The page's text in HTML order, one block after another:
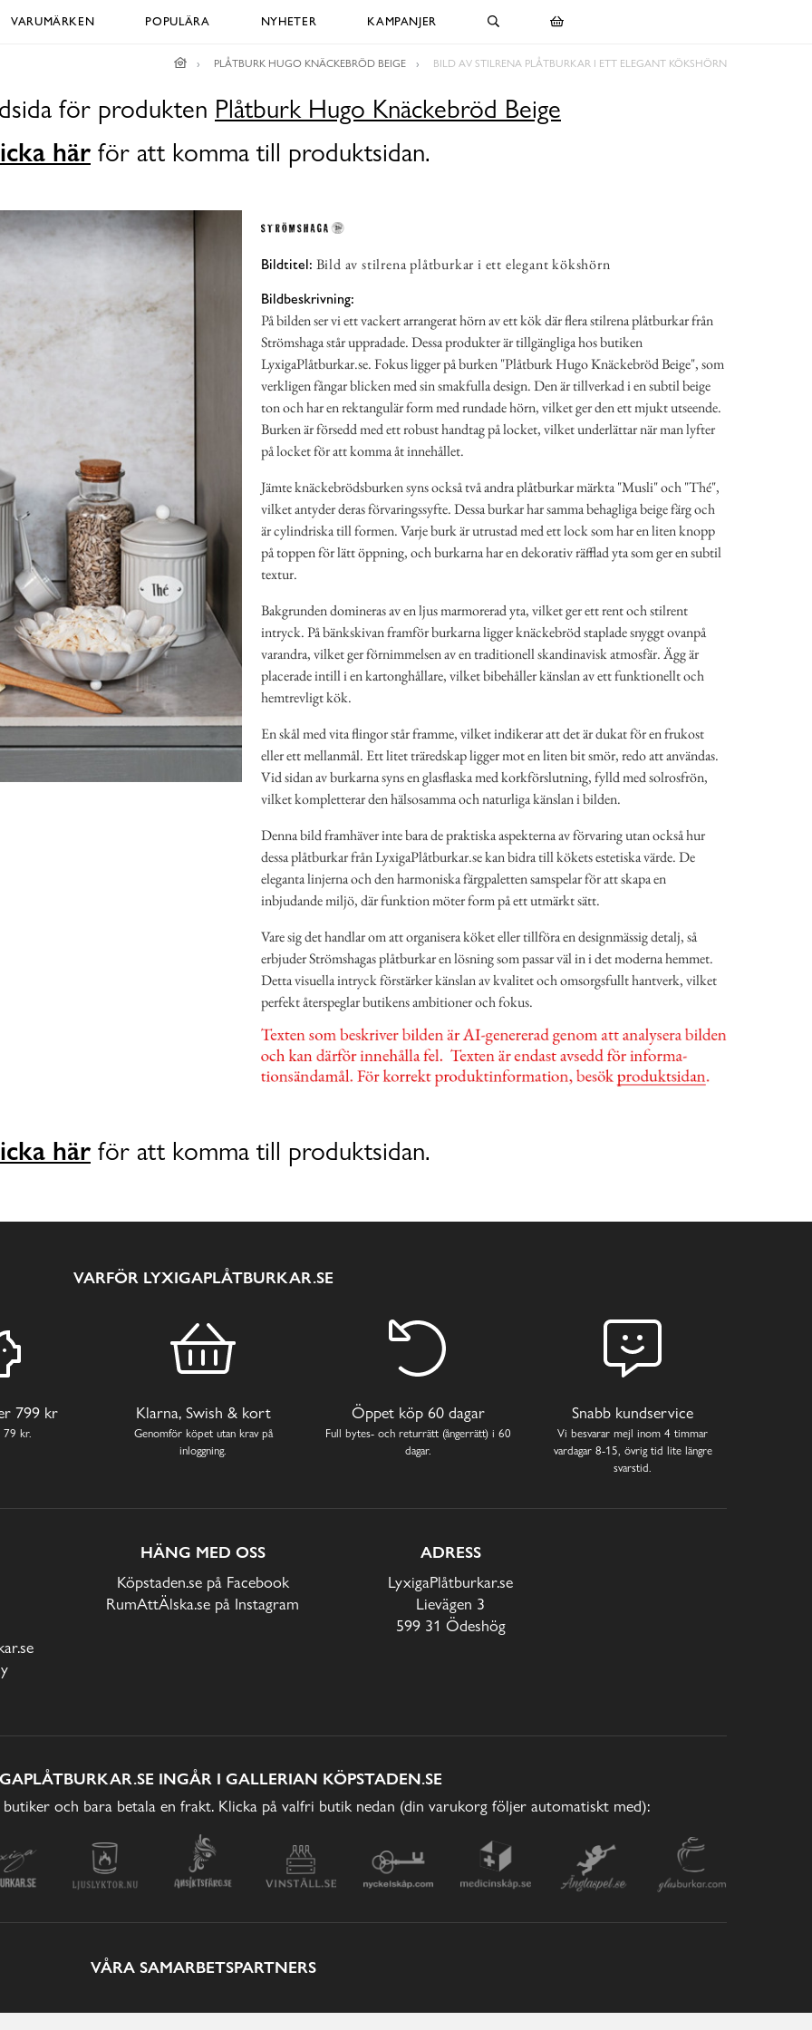
VARUMÄRKEN POPULÄRA NYHETER KAMPANJER
PLÅTBURK HUGO KNÄCKEBRÖD BEIGE BILD AV STILRENA PLÅTBURKAR I ETT ELEGANT KÖKSHÖRN
för produkten Plåtburk Hugo Knäckebröd Beige
här för att komma till produktsidan.
Bildtitel: Bild av stilrena plåtburkar i ett elegant kökshörn
Bildbeskrivning:
På bilden ser vi ett vackert arrangerat hörn av ett kök där flera stilrena plåtburkar från
Strömshaga står uppradade. Dessa produkter är tillgängliga hos butiken
LyxigaPlåtburkar.se. Fokus ligger på burken "Plåtburk Hugo Knäckebröd Beige", som
verkligen fångar blicken med sin smakfulla design. Den är tillverkad i en subtil beige
ton och har en rektangulär form med rundade hörn, vilket ger den ett mjukt utseende.
Burken är försedd med ett robust handtag på locket, vilket underlättar när man lyfter
på locket för att komma åt innehållet.
Jämte knäckebrödsburken syns också två andra plåtburkar märkta "Musli" och "Thé",
vilket antyder deras förvaringssyfte. Dessa burkar har samma behagliga beige färg och
är cylindriska till formen. Varje burk är utrustad med ett lock som har en liten knopp
på toppen för lätt öppning, och burkarna har en dekorativ räfflad yta som ger en subtil
textur.
Bakgrunden domineras av en ljus marmorerad yta, vilket ger ett rent och stilrent
intryck. På bänkskivan framför burkarna ligger knäckebröd staplade snyggt ovanpå
varandra, vilket ger förnimmelsen av en traditionell skandinavisk atmosfär. Ägg är
placerade intill i en kartonghållare, vilket bibehåller känslan av ett funktionellt och
hemtrevligt kök.
En skål med vita flingor står framme, vilket indikerar att det är dukat för en frukost
eller ett mellanmål. Ett litet träredskap ligger mot en liten bit smör, redo att användas.
Vid sidan av burkarna syns en glasflaska med korkförslutning, fylld med solrosfrön,
vilket kompletterar den hälsosamma och naturliga känslan i bilden.
Denna bild framhäver inte bara de praktiska aspekterna av förvaring utan också hur
dessa plåtburkar från LyxigaPlåtburkar.se kan bidra till kökets estetiska värde. De
eleganta linjerna och den harmoniska färgpaletten samspelar för att skapa en
inbjudande miljö, där funktion möter form på ett utmärkt sätt.
Vare sig det handlar om att organisera köket eller tillföra en designmässig detalj, så
erbjuder Strömshagas plåtburkar en lösning som passar väl in i det moderna hemmet.
Detta visuella intryck förstärker känslan av kvalitet och omsorgsfullt hantverk, vilket
perfekt återspeglar butikens ambitioner och fokus.
här för att komma till produktsidan.
VARFÖR LYXIGAPLÅTBURKAR.SE
799 kr
79 kr.
Klarna, Swish & kort
Genomför köpet utan krav på
inloggning.
Öppet köp 60 dagar
Full bytes- och returrätt (ångerrätt) i 60
dagar.
Snabb kundservice
Vi besvarar mejl inom 4 timmar
vardagar 8-15, övrig tid lite längre
svarstid.
HÄNG MED OSS
Köpstaden.se på Facebook
RumAttÄlska.se på Instagram
ADRESS
LyxigaPlåtburkar.se
Lievägen 3
599 31 Ödeshög
INGÅR I GALLERIAN KÖPSTADEN.SE
och bara betala en frakt. Klicka på valfri butik nedan (din varukorg följer automatiskt med):
VÅRA SAMARBETSPARTNERS